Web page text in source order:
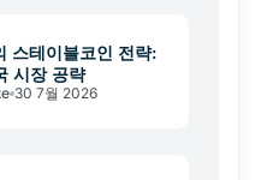
스테이블코인 전략:
시장 공략
30 7월 2026